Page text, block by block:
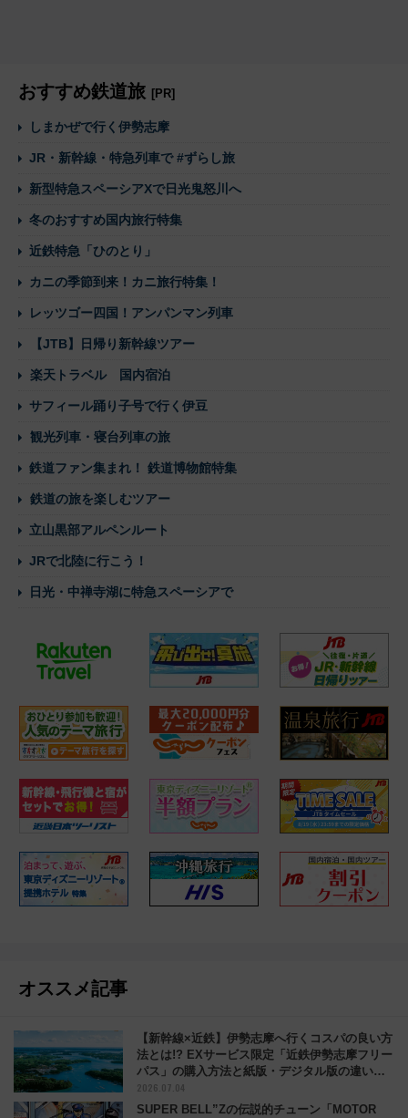
おすすめ鉄道旅 [PR]
しまかぜで行く伊勢志摩
JR・新幹線・特急列車で #ずらし旅
新型特急スペーシアXで日光鬼怒川へ
冬のおすすめ国内旅行特集
近鉄特急「ひのとり」
カニの季節到来！カニ旅行特集！
レッツゴー四国！アンパンマン列車
【JTB】日帰り新幹線ツアー
楽天トラベル 国内宿泊
サフィール踊り子号で行く伊豆
観光列車・寝台列車の旅
鉄道ファン集まれ！ 鉄道博物館特集
鉄道の旅を楽しむツアー
立山黒部アルペンルート
JRで北陸に行こう！
日光・中禅寺湖に特急スペーシアで
オススメ記事
【新幹線×近鉄】伊勢志摩へ行くコスパの良い方
法とは!? EXサービス限定「近鉄伊勢志摩フリー
パス」の購入方法と紙版・デジタル版の違いを
解説
2026.07.04
SUPER BELL”Zの伝説的チューン「MOTOR